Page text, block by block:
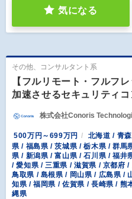
気になる
その他、コンサルタント系
【フルリモート・フルフ
加速させるセキュリティコ
株式会社Conoris
500万円～699万円
北海道 / 青
県 / 福島県 / 茨城県 / 栃木県 / 群馬
県 / 新潟県 / 富山県 / 石川県 / 福井
/ 愛知県 / 三重県 / 滋賀県 / 京都府
鳥取県 / 島根県 / 岡山県 / 広島県 /
知県 / 福岡県 / 佐賀県 / 長崎県 / 熊
縄県